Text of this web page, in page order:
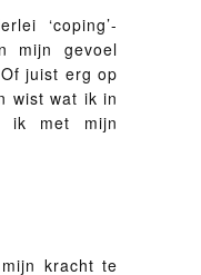
‘coping’-
mijn gevoel
juist erg op
wist wat ik in
ik met mijn
kracht te